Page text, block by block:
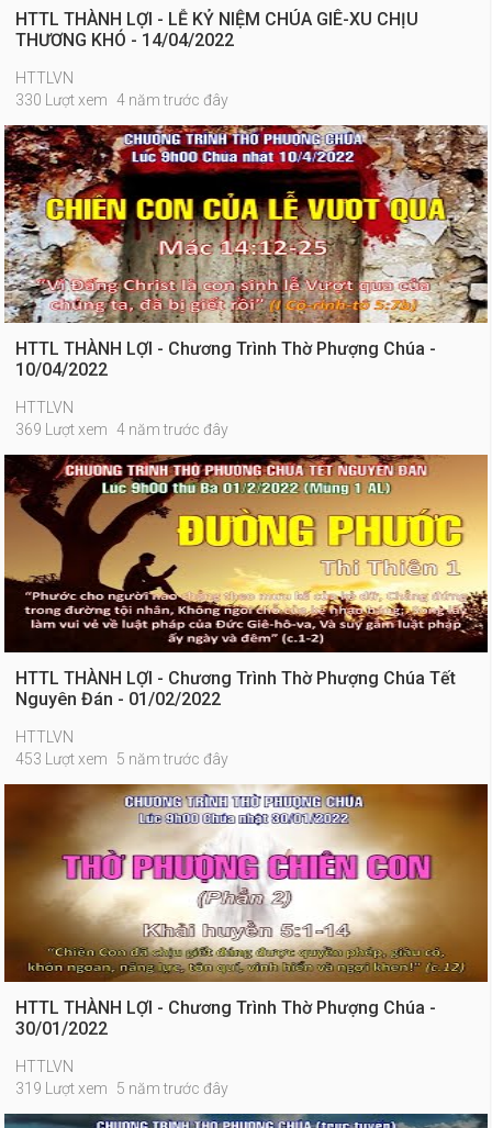
HTTL THÀNH LỢI - LỄ KỶ NIỆM CHÚA GIÊ-XU CHỊU
THƯƠNG KHÓ - 14/04/2022
HTTLVN
330 Lượt xem 4 năm trước đây
HTTL THÀNH LỢI - Chương Trình Thờ Phượng Chúa -
10/04/2022
HTTLVN
369 Lượt xem 4 năm trước đây
HTTL THÀNH LỢI - Chương Trình Thờ Phượng Chúa Tết
Nguyên Đán - 01/02/2022
HTTLVN
453 Lượt xem
5 năm trước đây
HTTL THÀNH LỢI - Chương Trình Thờ Phượng Chúa -
30/01/2022
HTTLVN
319 Lượt xem
5 năm trước đây